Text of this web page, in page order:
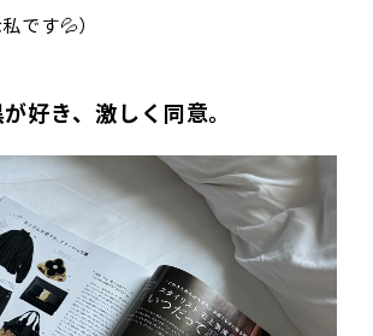
です💦）
好き、激しく同意。